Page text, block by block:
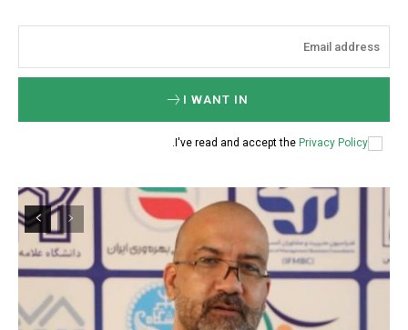
I WANT IN
I've read and accept the Privacy Policy
.